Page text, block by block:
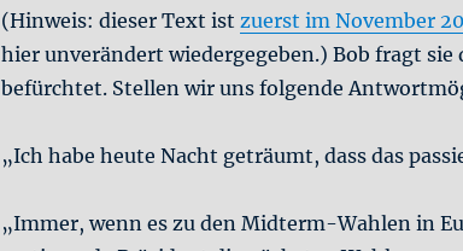
(Hinweis: dieser Text ist zuerst im November
hier unverändert wiedergegeben.) Bob fragt sie
befürchtet. Stellen wir uns folgende
„Ich habe heute Nacht geträumt, dass das
„Immer, wenn es zu den Midterm-Wahlen in